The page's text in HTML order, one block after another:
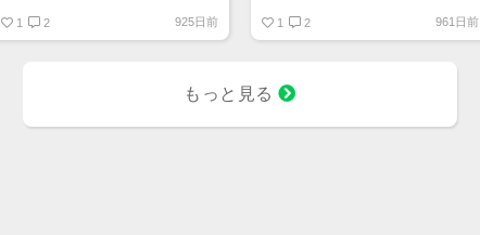
1 2 925日前
DJ41 WG WT 5 164
00LN BK 21 375
SUBD 23 182
1 2 961日前
もっと見る